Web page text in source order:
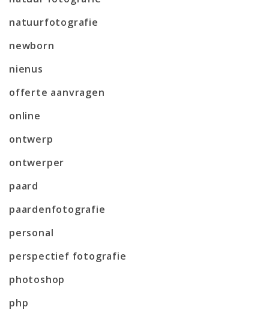
natuurfotografie
newborn
nienus
offerte aanvragen
online
ontwerp
ontwerper
paard
paardenfotografie
personal
perspectief fotografie
photoshop
php